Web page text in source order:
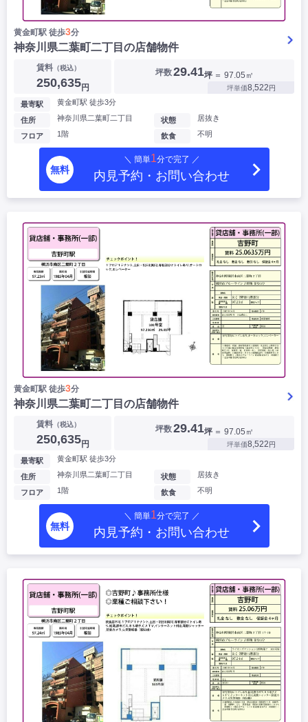
黄金町駅 徒歩3分
神奈川県二葉町二丁目の店舗物件
賃料（税込）
250,635円
坪数29.41坪 ＝ 97.05㎡
坪単価8,522円
最寄駅 黄金町駅 徒歩3分
住所 神奈川県二葉町二丁目
フロア 1階
状態 居抜き
飲食 不明
無料
＼ 簡単1分で完了 ／
内見予約・お問い合わせ
黄金町駅 徒歩3分
神奈川県二葉町二丁目の店舗物件
賃料（税込）
250,635円
坪数29.41坪 ＝ 97.05㎡
坪単価8,522円
最寄駅 黄金町駅 徒歩3分
住所 神奈川県二葉町二丁目
フロア 1階
状態 居抜き
飲食 不明
無料
＼ 簡単1分で完了 ／
内見予約・お問い合わせ